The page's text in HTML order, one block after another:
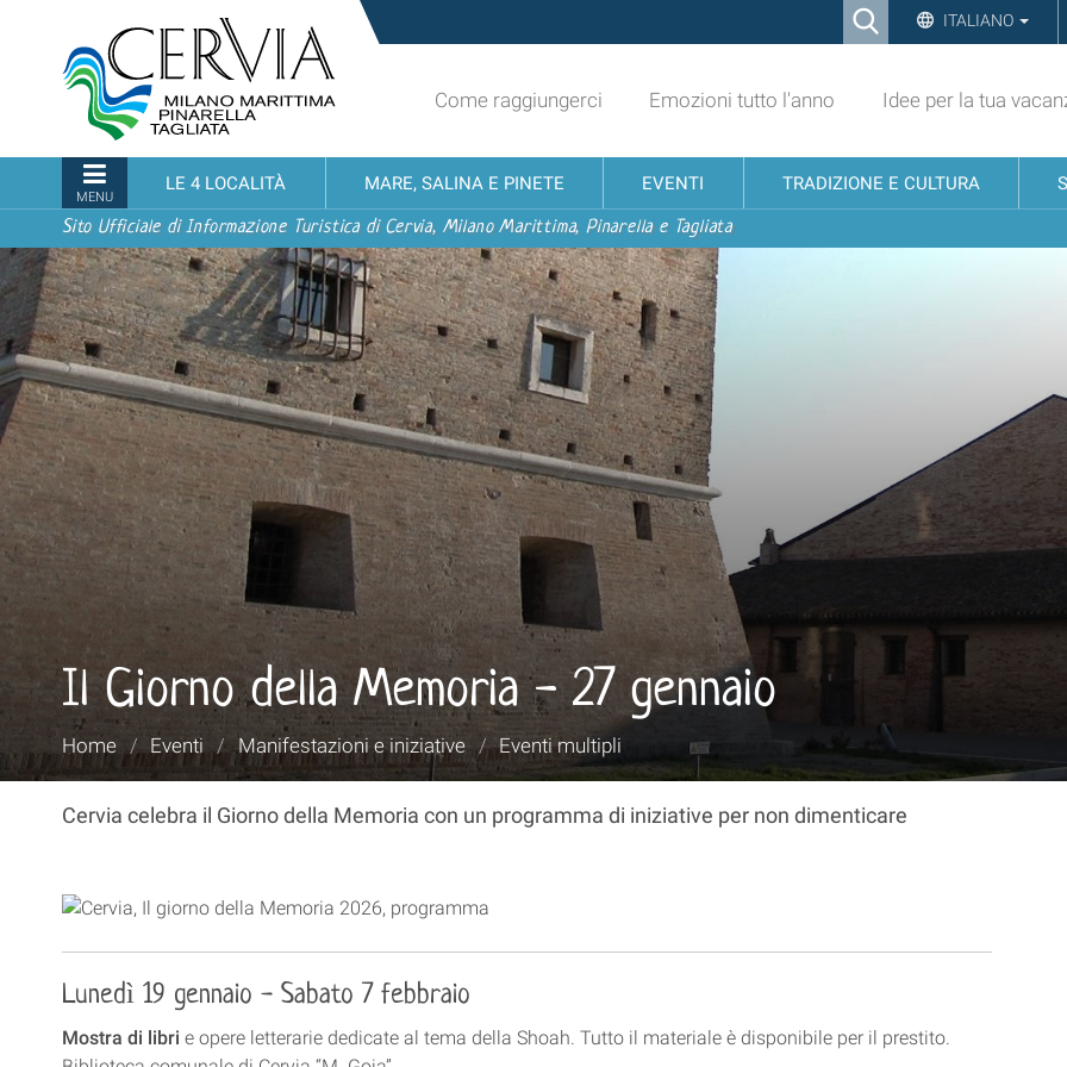
contenuti.
alla
navigazione
Ricerca ITALIANO
turistico
ufficiale
Cervia,
Milano
Marittima,
Pinarella,
Tagliata
Come raggiungerci Emozioni tutto l'anno Idee per la tua
MENU
LE 4 LOCALITÀ MARE, SALINA E PINETE EVENTI TRADIZIONE E CULTURA
Sito Ufficiale di Informazione Turistica di Cervia, Milano Marittima, Pinarella e Tagliata
Il Giorno della Memoria - 27 gennaio
Tu
sei
Home / Eventi / Manifestazioni e iniziative / Eventi multipli
Cervia celebra il Giorno della Memoria con un programma di iniziative per non dimenticare
Lunedì 19 gennaio - Sabato 7 febbraio
Mostra di libri e opere letterarie dedicate al tema della Shoah. Tutto il materiale è disponibile per il prestito.